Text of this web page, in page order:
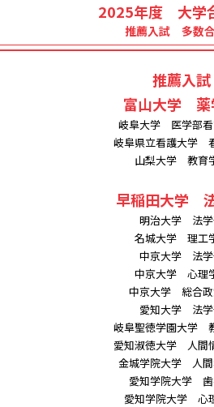
2025年度 大学
推薦入試 多数合
推薦入試
富山大学 薬
岐阜大学 医学部
岐阜県立看護大学
山梨大学 教育
早稲田大学
明治大学 法
名城大学 理工
中京大学 法
中京大学 心理
中京大学 総合政
愛知大学 法
岐阜聖徳学園大学
愛知淑徳大学 人間
金城学院大学 人間
愛知学院大学 歯
愛知学院大学 心